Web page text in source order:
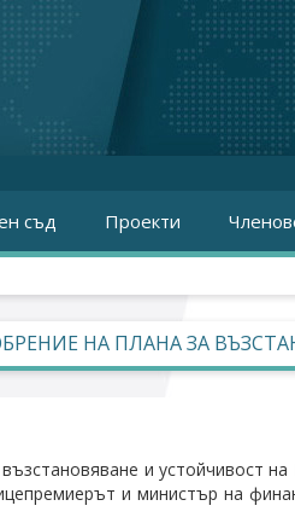
съд Проекти
НА ПЛАНА ЗА
и устойчивост
и министър на